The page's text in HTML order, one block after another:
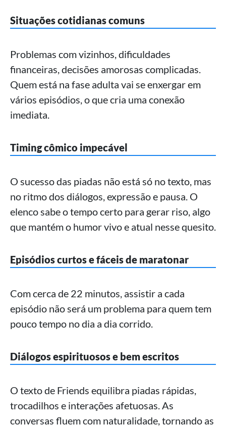
Situações cotidianas comuns
Problemas com vizinhos, dificuldades
financeiras, decisões amorosas complicadas.
Quem está na fase adulta vai se enxergar em
vários episódios, o que cria uma conexão
imediata.
Timing cômico impecável
O sucesso das piadas não está só no texto, mas
no ritmo dos diálogos, expressão e pausa. O
elenco sabe o tempo certo para gerar riso, algo
que mantém o humor vivo e atual nesse quesito.
Episódios curtos e fáceis de maratonar
Com cerca de 22 minutos, assistir a cada
episódio não será um problema para quem tem
pouco tempo no dia a dia corrido.
Diálogos espirituosos e bem escritos
O texto de Friends equilibra piadas rápidas,
trocadilhos e interações afetuosas. As
conversas fluem com naturalidade, tornando as